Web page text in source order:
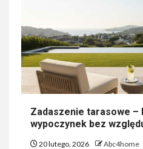
Zadaszenie tarasowe
wypoczynek bez
20 lutego, 2026 Abc4home